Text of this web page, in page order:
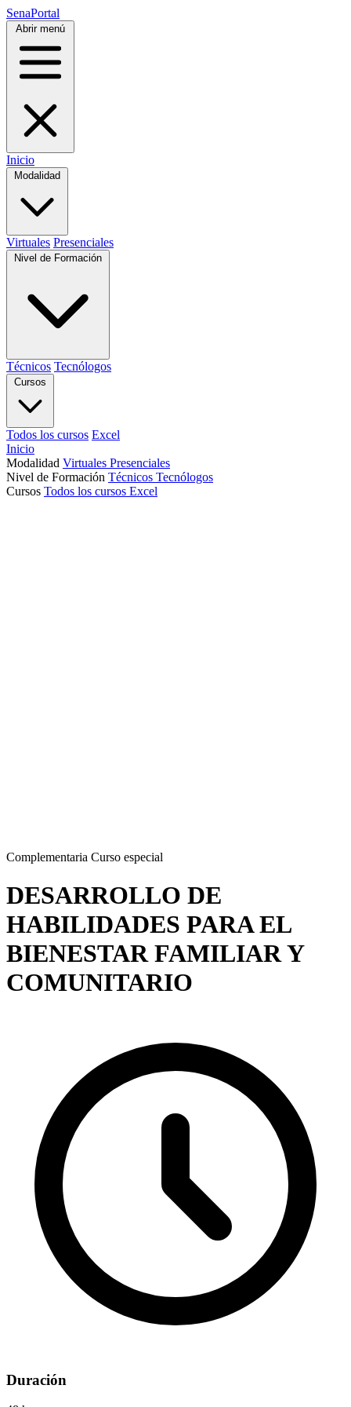
SenaPortal
Abrir menú
Inicio
Virtuales Presenciales
Técnicos Tecnólogos
Todos los cursos Excel
Inicio
Modalidad Virtuales Presenciales
Nivel de Formación Técnicos Tecnólogos
Cursos Todos los cursos Excel
Complementaria Curso especial
DESARROLLO DE
HABILIDADES PARA EL
BIENESTAR FAMILIAR Y
COMUNITARIO
Duración